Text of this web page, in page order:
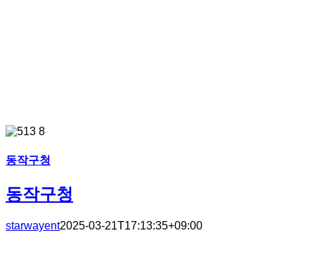
동작구청
동작구청
starwayent2025-03-21T17:13:35+09:00